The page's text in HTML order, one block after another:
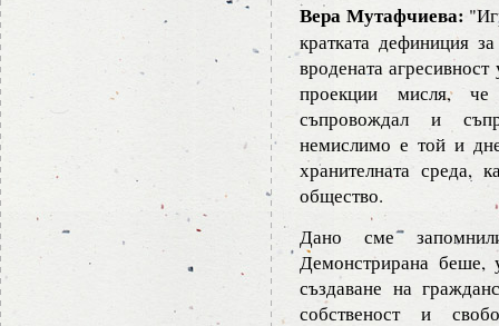
Вера Мутафчиева:
кратката дефиниция
вродената
проекции мисля,
съпровождал и
немислимо е той и
хранителната среда,
общество.
Дано сме
Демонстрирана беше,
създаване на
собственост и